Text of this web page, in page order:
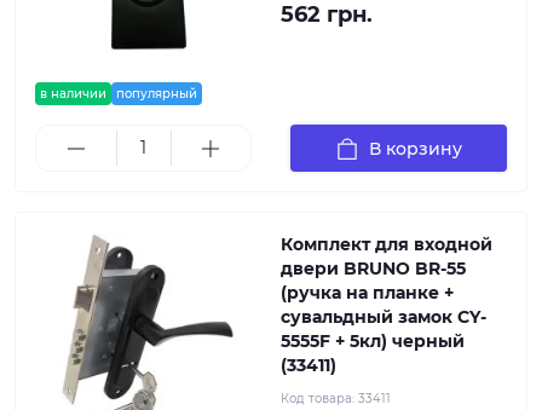
в наличии популярный
562 грн.
В корзину
Комплект для входной
двери BRUNO BR-55
(ручка на планке +
сувальдный замок CY-
5555F + 5кл) черный
(33411)
Код товара: 33411